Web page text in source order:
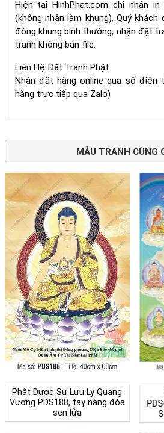
Hiện tại HinhPhat.com chỉ nhận
(không nhận làm khung). Quý
đóng khung bình thường, nhận đặt
tranh không bán file.
Liên Hệ Đặt Tranh Phật
Nhận đặt hàng online qua số điện
hàng trực tiếp qua Zalo)
MẪU TRANH CÙNG
Phật Dược Sư Lưu Ly Quang
Vương PDS188, tay nâng đóa
sen lửa